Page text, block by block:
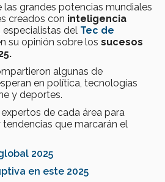
las grandes potencias mundiales
creados con inteligencia
, especialistas del Tec de
su opinión sobre los sucesos
algunas de
en política, tecnologías
y deportes.
de cada área para
que marcarán el
2025
en este 2025